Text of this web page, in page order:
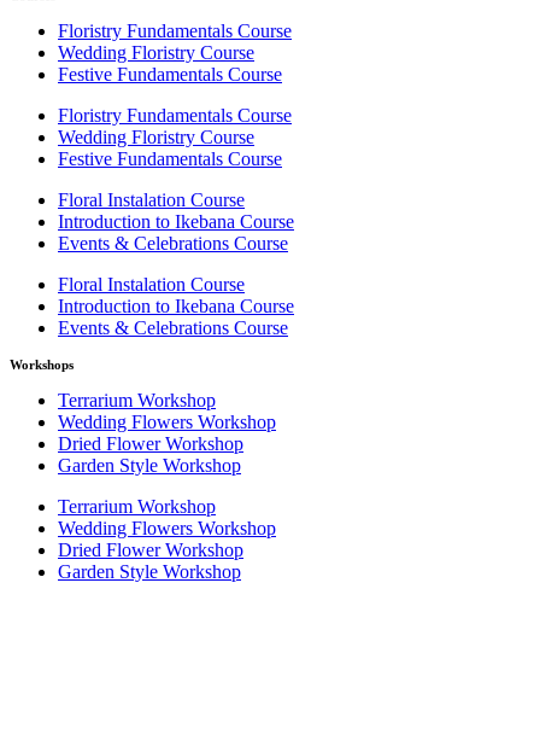
Floristry Fundamentals Course
Wedding Floristry Course
Festive Fundamentals Course
Floristry Fundamentals Course
Wedding Floristry Course
Festive Fundamentals Course
Floral Instalation Course
Introduction to Ikebana Course
Events & Celebrations Course
Floral Instalation Course
Introduction to Ikebana Course
Events & Celebrations Course
Workshops
Terrarium Workshop
Wedding Flowers Workshop
Dried Flower Workshop
Garden Style Workshop
Terrarium Workshop
Wedding Flowers Workshop
Dried Flower Workshop
Garden Style Workshop